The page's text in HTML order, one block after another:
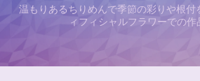
温もりあるちりめんで季節の彩りや根付
ィフィシャルフラワーでの作